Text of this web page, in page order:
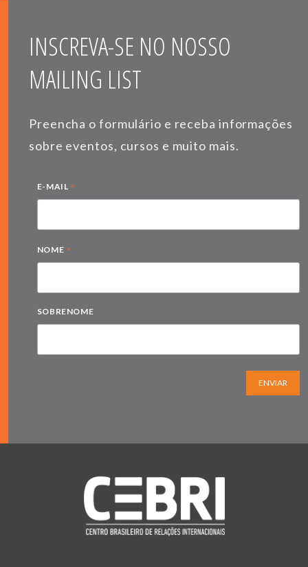
INSCREVA-SE NO NOSSO
MAILING LIST
Preencha o formulário e receba informações
sobre eventos, cursos e muito mais.
E-MAIL *
NOME *
SOBRENOME
ENVIAR